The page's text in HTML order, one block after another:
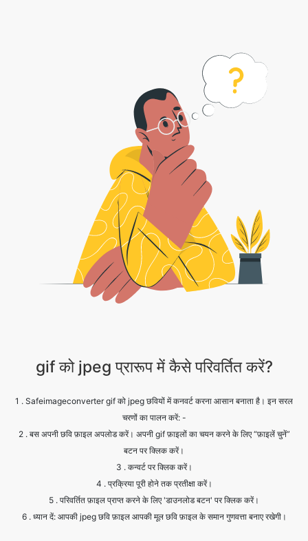
gif को jpeg प्रारूप में कैसे परिवर्तित करें?
चरणों का पालन करें: -
2 . बस अपनी छवि फ़ाइल अपलोड करें। अपनी gif फ़ाइलों का चयन करने के लिए “फ़ाइलें चुनें”
3 . कन्वर्ट पर क्लिक करें।
4 . प्रक्रिया पूरी होने तक प्रतीक्षा करें।
5 . परिवर्तित फ़ाइल प्राप्त करने के लिए 'डाउनलोड बटन' पर क्लिक करें।
6 . ध्यान दें: आपकी jpeg छवि फ़ाइल आपकी मूल छवि फ़ाइल के समान गुणवत्ता बनाए रखेगी।